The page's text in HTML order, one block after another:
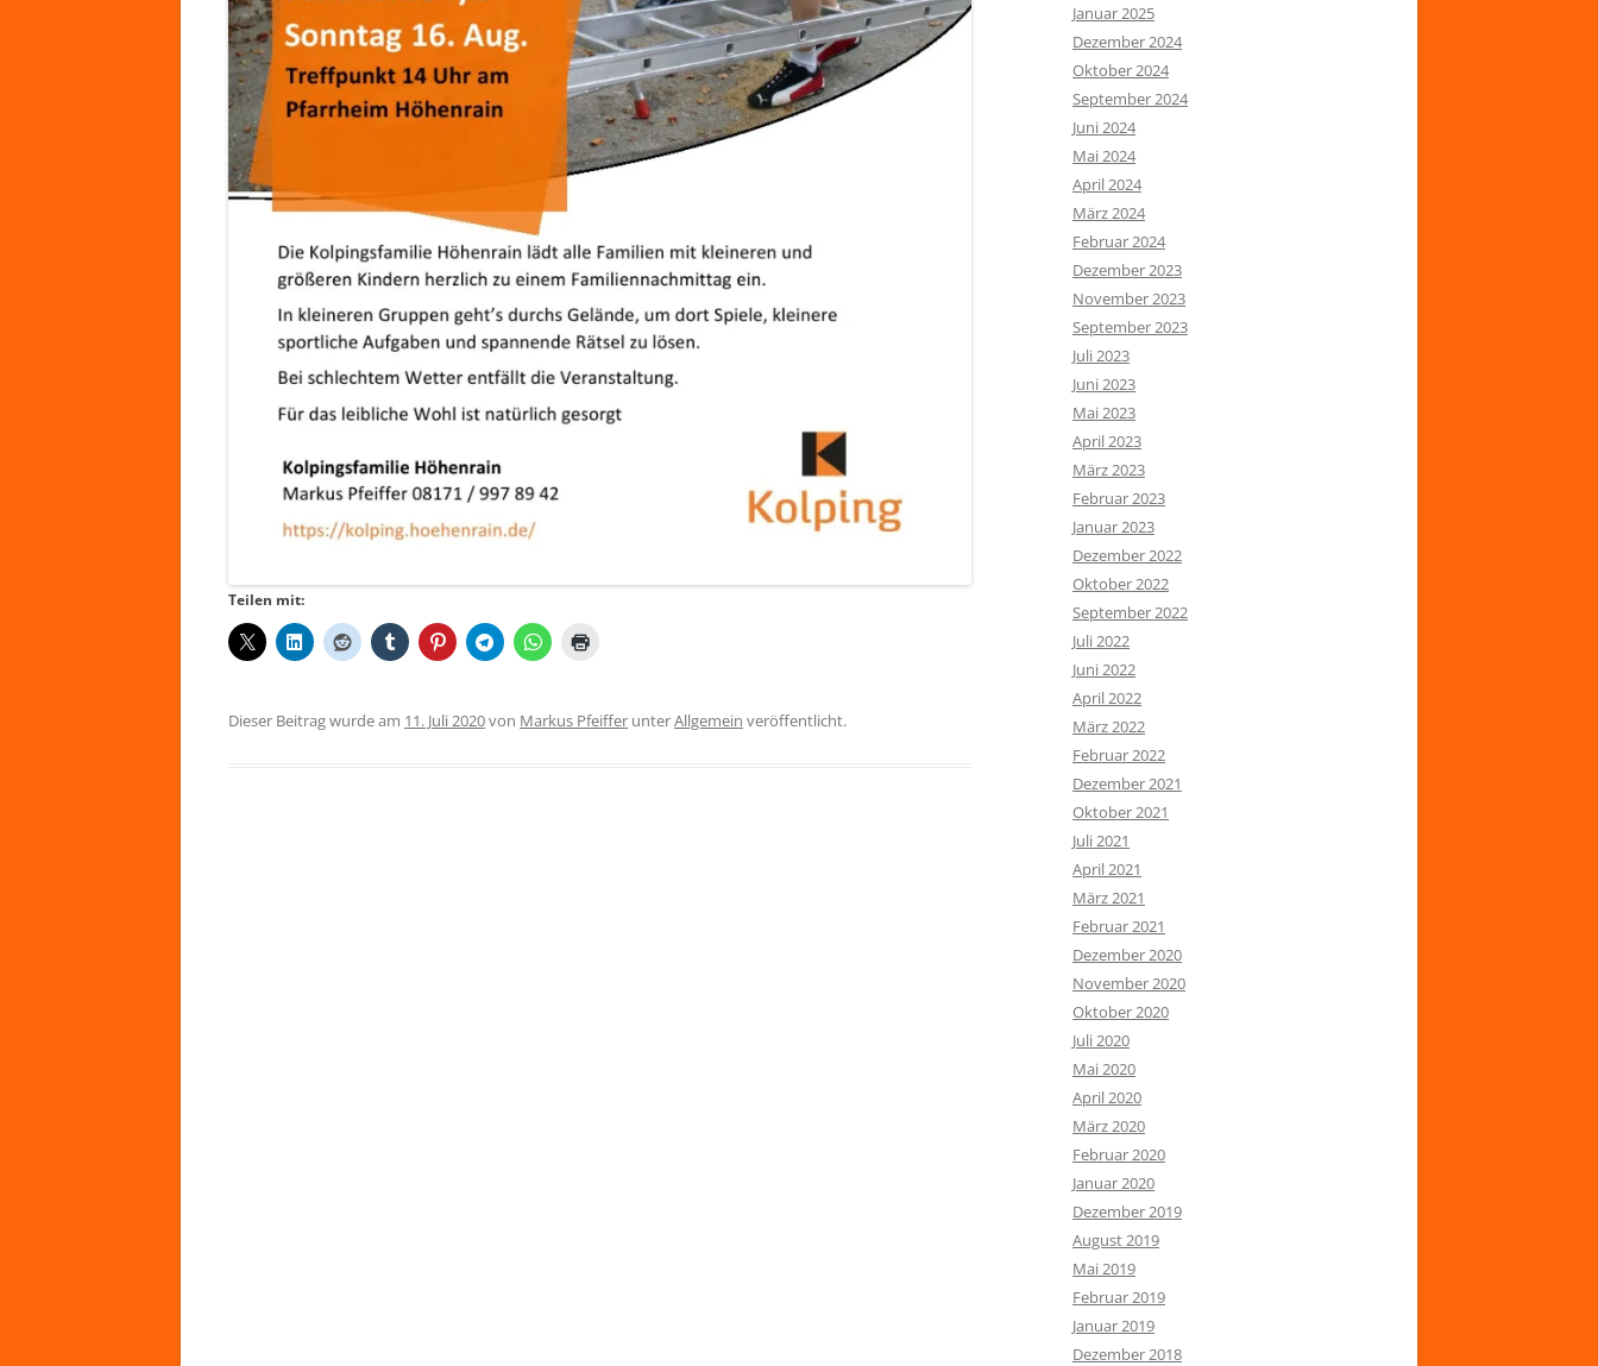
Teilen mit:
Dieser Beitrag wurde am 11. Juli 2020von Markus Pfeiffer unterAllgemein veröffentlicht.
Januar 2025
Dezember 2024
Oktober 2024
September 2024
Juni 2024
Mai 2024
April 2024
März 2024
Februar 2024
Dezember 2023
November 2023
September 2023
Juli 2023
Juni 2023
Mai 2023
April 2023
März 2023
Februar 2023
Januar 2023
Dezember 2022
Oktober 2022
September 2022
Juli 2022
Juni 2022
April 2022
März 2022
Februar 2022
Dezember 2021
Oktober 2021
Juli 2021
April 2021
März 2021
Februar 2021
Dezember 2020
November 2020
Oktober 2020
Juli 2020
Mai 2020
April 2020
März 2020
Februar 2020
Januar 2020
Dezember 2019
August 2019
Mai 2019
Februar 2019
Januar 2019
Dezember 2018